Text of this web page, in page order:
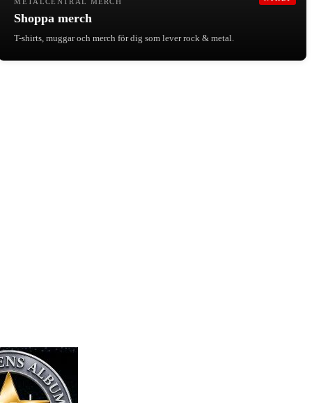
Shoppa merch
T-shirts, muggar och merch för dig som lever rock & metal.